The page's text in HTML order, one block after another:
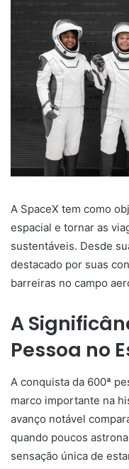
A SpaceX tem como
espacial e tornar as
sustentáveis. Desde
destacado por suas
barreiras no campo
A
Pessoa no
A conquista da 600ª
marco importante na
avanço notável
quando poucos
sensação única de